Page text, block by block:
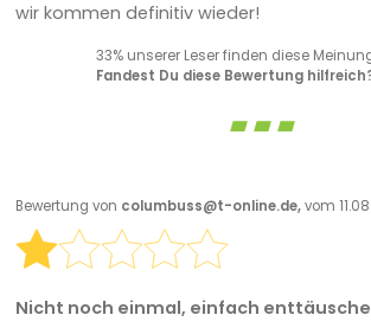
wir kommen definitiv wieder!
33% unserer Leser finden diese
Fandest Du diese Bewertung
Bewertung von columbuss@t-online.de,vom
Nicht noch einmal, einfach